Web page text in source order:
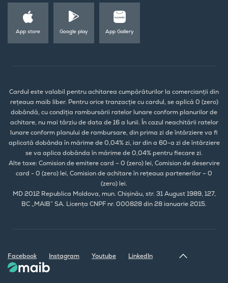
App store Google play App Gallery
Cardul este valabil pentru achitarea cumpărăturilor la comercianții din
rețeaua maib liber. Pentru orice tranzacție cu cardul, se aplică 0 (zero)
dobândă, cu condiția rambursării ratelor lunare conform planurilor de
achitare, nu mai târziu de data de 16 a lunii. În cazul neachitării ratelor
lunare conform planului de rambursare, din prima zi de întârziere va fi
aplicată dobânda în mărime de 0,04% zi, iar din a 60-a zi de întârziere
se va aplica dobânda în mărime de 0,04% pentru fiecare zi.
Alte taxe: Comision de emitere card – 0 (zero) lei, Comision de deservire
card - 0 (zero) lei, Comision de achitare în rețeaua partenerilor – 0
(zero) lei.
MD 2012 Republica Moldova, mun. Chișinău, str. 31 August 1989, 127,
BC „MAIB” SA. Licența CNPF nr. 000828 din 28 ianuarie 2015.
Facebook Instagram Youtube LinkedIn